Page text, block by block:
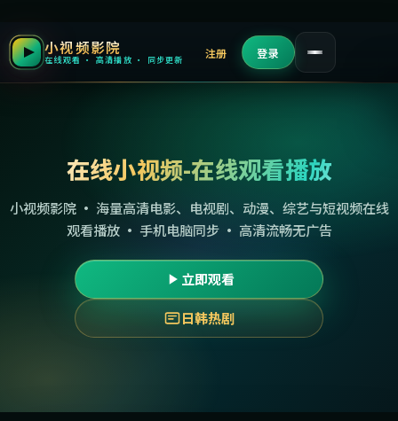
小视频影院
在线观看 · 高清播放 · 同步更新 注册 登录
在线小视频-在线观看播放
小视频影院 · 海量高清电影、电视剧、动漫、综艺与短视频在线
观看播放 · 手机电脑同步 · 高清流畅无广告
立即观看
日韩热剧